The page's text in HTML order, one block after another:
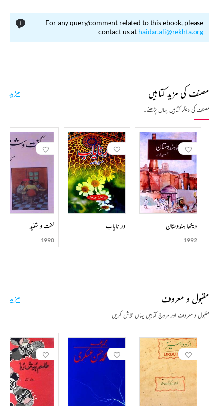
For any query/comment related to this ebook, please
contact us at haidar.ali@rekhta.org
مصنف کی مزید کتابیں
مصنف کی دیگر کتابیں یہاں پڑھئے۔
مزید
دیکھا ہندوستان
1992
در نایاب گفت و شنید
1990
مقبول و معروف
مقبول و معروف اور مروج کتابیں یہاں تلاش کریں
مزید